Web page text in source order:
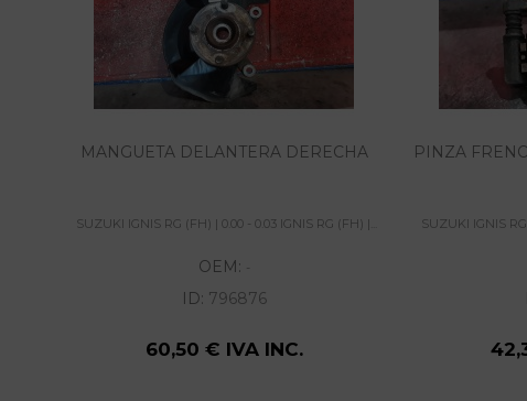
MANGUETA DELANTERA DERECHA
SUZUKI IGNIS RG (FH) | 0.00 - 0.03 IGNIS RG (FH) |...
OEM: -
ID: 796876
60,50 € IVA INC.
PINZA
SUZUKI IGNIS RG